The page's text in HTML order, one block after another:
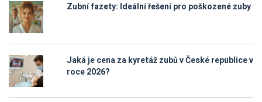
Zubní fazety: Ideální řešení pro poškozené zuby
Jaká je cena za kyretáž zubů v České republice v
roce 2026?